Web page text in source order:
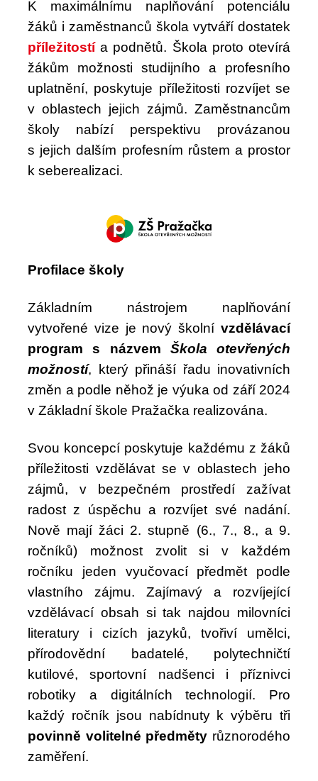
K maximálnímu naplňování potenciálu
žáků i zaměstnanců škola vytváří dostatek
příležitostí a podnětů. Škola proto otevírá
žákům možnosti studijního a profesního
uplatnění, poskytuje příležitosti rozvíjet se
v oblastech jejich zájmů. Zaměstnancům
školy nabízí perspektivu provázanou
s jejich dalším profesním růstem a prostor
k seberealizaci.
Profilace školy
Základním nástrojem naplňování
vytvořené vize je nový školní vzdělávací
program s názvem Škola otevřených
možností, který přináší řadu inovativních
změn a podle něhož je výuka od září 2024
v Základní škole Pražačka realizována.
Svou koncepcí poskytuje každému z žáků
příležitosti vzdělávat se v oblastech jeho
zájmů, v
bezpečném prostředí zažívat
radost z úspěchu a rozvíjet své nadání.
Nově mají žáci 2. stupně (6., 7., 8., a 9.
ročníků) možnost zvolit si v každém
ročníku jeden vyučovací předmět podle
vlastního zájmu. Zajímavý a rozvíjející
vzdělávací obsah si tak najdou milovníci
literatury i cizích jazyků, tvořiví umělci,
přírodovědní badatelé, polytechničtí
kutilové, sportovní nadšenci i příznivci
robotiky a digitálních technologií. Pro
každý ročník jsou nabídnuty k výběru tři
povinně volitelné předměty různorodého
zaměření.